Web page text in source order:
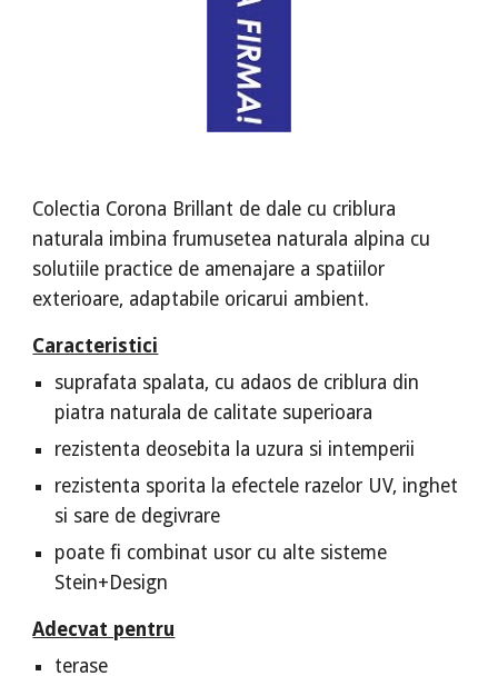
Colectia Corona Brillant de dale cu criblura
naturala imbina frumusetea naturala alpina cu
solutiile practice de amenajare a spatiilor
exterioare, adaptabile oricarui ambient.
Caracteristici
suprafata spalata, cu adaos de criblura din
piatra naturala de calitate superioara
rezistenta deosebita la uzura si intemperii
rezistenta sporita la efectele razelor UV, inghet
si sare de degivrare
poate fi combinat usor cu alte sisteme
Stein+Design
Adecvat pentru
terase